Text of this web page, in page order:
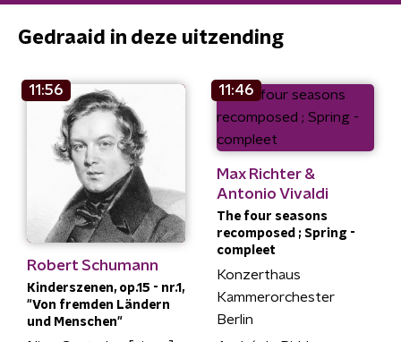
Gedraaid in deze uitzending
11:56
Robert Schumann
Kinderszenen, op.15 - nr.1,
"Von fremden Ländern
und Menschen"
11:46
Max Richter &
Antonio Vivaldi
The four seasons
recomposed ; Spring -
compleet
Konzerthaus
Kammerorchester
Berlin